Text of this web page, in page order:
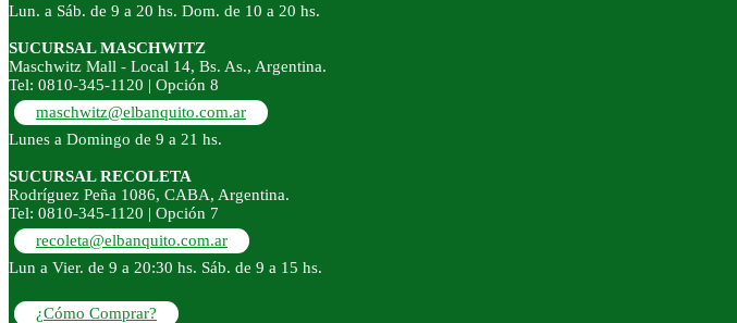
Lun. a Sáb. de 9 a 20 hs. Dom. de 10 a 20 hs.
SUCURSAL MASCHWITZ
Maschwitz Mall - Local 14, Bs. As., Argentina.
Tel: 0810-345-1120 | Opción 8
maschwitz@elbanquito.com.ar
Lunes a Domingo de 9 a 21 hs.
SUCURSAL RECOLETA
Rodríguez Peña 1086, CABA, Argentina.
Tel: 0810-345-1120 | Opción 7
recoleta@elbanquito.com.ar
Lun a Vier. de 9 a 20:30 hs. Sáb. de 9 a 15 hs.
¿Cómo Comprar?